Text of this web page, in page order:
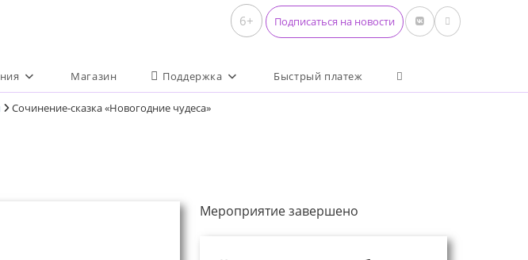
6+ Подписаться на новости
Магазин Поддержка Быстрый платеж Переключить поиск по
Сочинение-сказка «Новогодние чудеса»
Мероприятие завершено